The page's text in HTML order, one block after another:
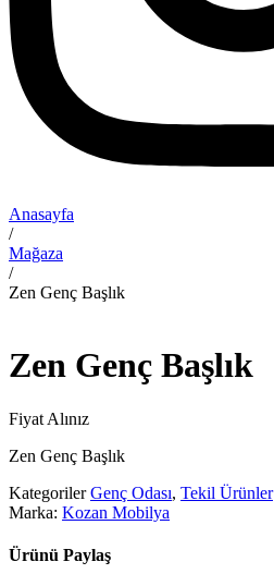
Anasayfa
/
Mağaza
/
Zen Genç Başlık
Zen Genç Başlık
Fiyat Alınız
Zen Genç Başlık
Kategoriler Genç Odası, Tekil Ürünler
Marka: Kozan Mobilya
Ürünü Paylaş